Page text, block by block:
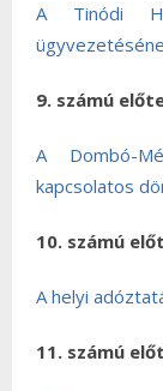
A Tinódi
9. számú
A Dombó-
kapcsolatos
10. számú
A helyi
11. számú